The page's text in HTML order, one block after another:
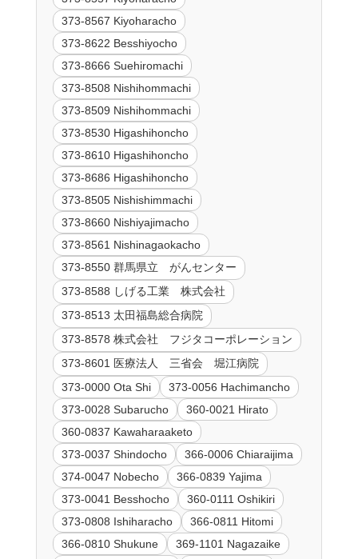
373-8567 Kiyoharacho
373-8622 Besshiyocho
373-8666 Suehiromachi
373-8508 Nishihommachi
373-8509 Nishihommachi
373-8530 Higashihoncho
373-8610 Higashihoncho
373-8686 Higashihoncho
373-8505 Nishishimmachi
373-8660 Nishiyajimacho
373-8561 Nishinagaokacho
373-8550 群馬県立 がんセンター
373-8588 しげる工業 株式会社
373-8513 太田福島総合病院
373-8578 株式会社 フジタコーポレーション
373-8601 医療法人 三省会 堀江病院
373-0000 Ota Shi
373-0056 Hachimancho
373-0028 Subarucho
360-0021 Hirato
360-0837 Kawaharaaketo
373-0037 Shindocho
366-0006 Chiaraijima
374-0047 Nobecho
366-0839 Yajima
373-0041 Besshocho
360-0111 Oshikiri
373-0808 Ishiharacho
366-0811 Hitomi
366-0810 Shukune
369-1101 Nagazaike